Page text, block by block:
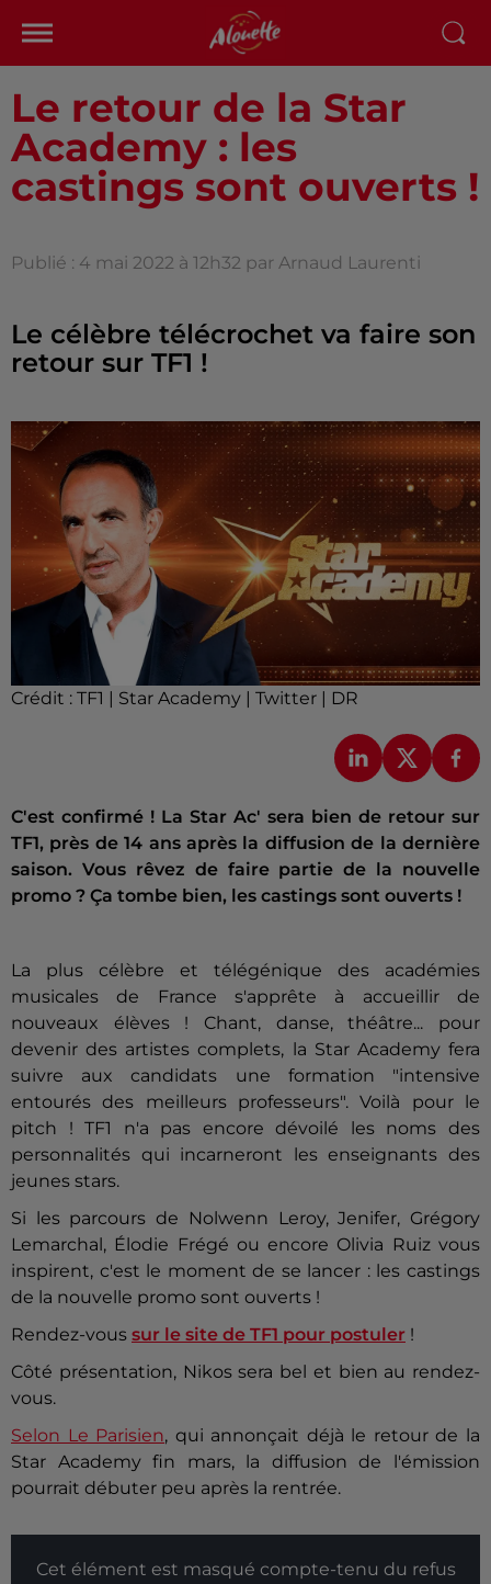
Le retour de la Star
Academy : les
castings sont ouverts !
Publié : 4 mai 2022 à 12h32 par Arnaud Laurenti
Le célèbre télécrochet va faire son
retour sur TF1 !
Crédit : TF1 | Star Academy | Twitter | DR
C'est confirmé ! La Star Ac' sera bien de retour sur
TF1, près de 14 ans après la diffusion de la dernière
saison. Vous rêvez de faire partie de la nouvelle
promo ? Ça tombe bien, les castings sont ouverts !
La plus célèbre et télégénique des académies
musicales de France s'apprête à accueillir de
nouveaux élèves ! Chant, danse, théâtre... pour
devenir des artistes complets, la Star Academy fera
suivre aux candidats une formation "intensive
entourés des meilleurs professeurs". Voilà pour le
pitch ! TF1 n'a pas encore dévoilé les noms des
personnalités qui incarneront les enseignants des
jeunes stars.
Si les parcours de Nolwenn Leroy, Jenifer, Grégory
Lemarchal, Élodie Frégé ou encore Olivia Ruiz vous
inspirent, c'est le moment de se lancer : les castings
de la nouvelle promo sont ouverts !
Rendez-vous sur le site de TF1 pour postuler !
Côté présentation, Nikos sera bel et bien au rendez-
vous.
Selon Le Parisien, qui annonçait déjà le retour de la
Star Academy fin mars, la diffusion de l'émission
pourrait débuter peu après la rentrée.
Cet élément est masqué compte-tenu du refus